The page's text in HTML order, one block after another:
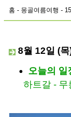
홈 - 몽골여름여행 -
8월 12일 (
오늘의 일
하트갈 - 무